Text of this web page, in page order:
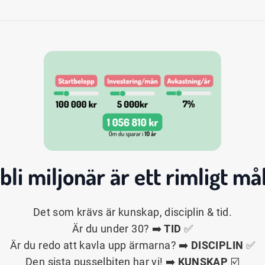
miljonärär ett rimligt
Det som krävs är kunskap, disciplin & tid.
Är du under 30? ➡️TID ✅
Är du redo att kavla upp ärmarna? ➡️ DISCIPLIN ✅
Den sista pusselbiten har vi! ➡️ KUNSKAP ☑️